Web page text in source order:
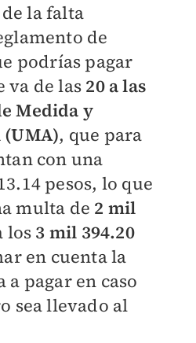
la falta
de
podrías pagar
va de las20 a las
Medida y
, que para
con una
pesos, lo que
multa de 2 mil
los 3 mil 394.20
en cuenta la
pagar en caso
sea llevado al